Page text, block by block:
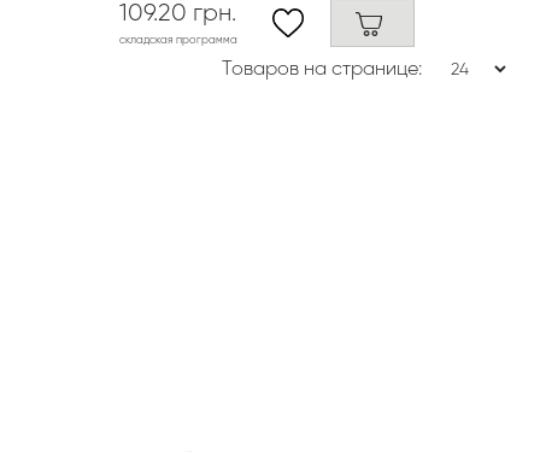
109.20 грн.
складская программа
Товаров на странице: